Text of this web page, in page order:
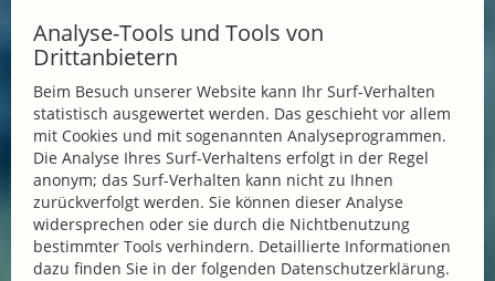
Analyse-Tools und Tools von
Drittanbietern
Beim Besuch unserer Website kann Ihr Surf-Verhalten
statistisch ausgewertet werden. Das geschieht vor allem
mit Cookies und mit sogenannten Analyseprogrammen.
Die Analyse Ihres Surf-Verhaltens erfolgt in der Regel
anonym; das Surf-Verhalten kann nicht zu Ihnen
zurückverfolgt werden. Sie können dieser Analyse
widersprechen oder sie durch die Nichtbenutzung
bestimmter Tools verhindern. Detaillierte Informationen
dazu finden Sie in der folgenden Datenschutzerklärung.